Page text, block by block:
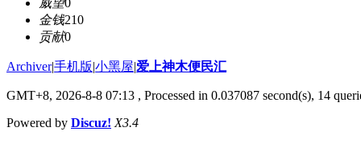
威望0
金钱210
贡献0
Archiver|手机版|小黑屋|爱上神木便民汇
GMT+8, 2026-8-8 07:13 , Processed in 0.037087 second(s), 14
Powered by Discuz! X3.4